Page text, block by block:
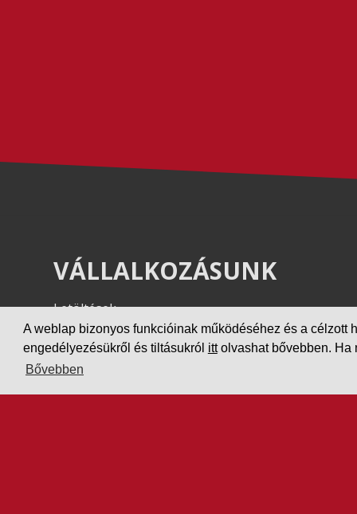
A weblap bizonyos funkcióinak működéséhez és a célzott
engedélyezésükről és tiltásukról ittolvashat bővebben. Ha
Bővebben
VÁLLALKOZÁSUNK
Letöltések
Adatvédelem
Impresszum
PARTNEREINK